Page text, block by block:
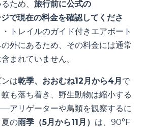
ため、 旅行前に公式の
現在の料金を確認してくださ
トレイルのガイド付きエアボート
外にあるため、その料金には通常
まれていません。
は乾季、おおむね12月から4月 で
も落ち着き、野生動物は縮小する
アリゲーターや鳥類を観察するに
の雨季（5月から11月） は、90°F